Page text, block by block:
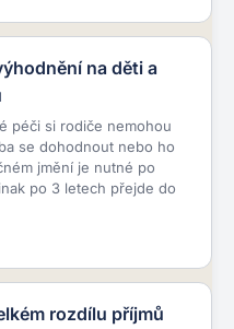
na děti a
péči si rodiče nemohou
se dohodnout nebo ho
jmění je nutné po
po 3 letech přejde do
rozdílu příjmů